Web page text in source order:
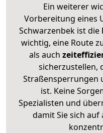
Ein weiterer
Vorbereitung eines
Schwarzenbek ist die
wichtig, eine Route
als auch
sicherzustellen,
Straßensperrungen
ist. Keine
Spezialisten und
damit Sie sich auf